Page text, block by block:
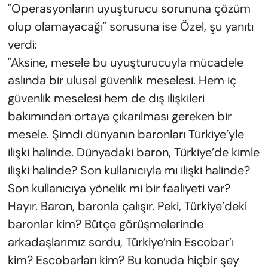
"Operasyonların uyuşturucu sorununa çözüm
olup olamayacağı" sorusuna ise Özel, şu yanıtı
verdi:
"Aksine, mesele bu uyuşturucuyla mücadele
aslında bir ulusal güvenlik meselesi. Hem iç
güvenlik meselesi hem de dış ilişkileri
bakımından ortaya çıkarılması gereken bir
mesele. Şimdi dünyanın baronları Türkiye’yle
ilişki halinde. Dünyadaki baron, Türkiye’de kimle
ilişki halinde? Son kullanıcıyla mı ilişki halinde?
Son kullanıcıya yönelik mi bir faaliyeti var?
Hayır. Baron, baronla çalışır. Peki, Türkiye’deki
baronlar kim? Bütçe görüşmelerinde
arkadaşlarımız sordu, Türkiye’nin Escobar’ı
kim? Escobarları kim? Bu konuda hiçbir şey